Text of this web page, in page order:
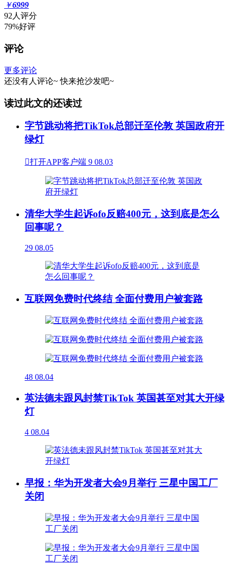
￥6999
92人评分
79%好评
评论
更多评论
还没有人评论~ 快来抢沙发吧~
读过此文的还读过
字节跳动将把TikTok总部迁至伦敦 英国政府开
绿灯
打开APP客户端 9 08.03
清华大学生起诉ofo反赔400元，这到底是怎么
回事呢？
29 08.05
互联网免费时代终结 全面付费用户被套路
48 08.04
英法德未跟风封禁TikTok 英国甚至对其大开绿
灯
4 08.04
早报：华为开发者大会9月举行 三星中国工厂
关闭